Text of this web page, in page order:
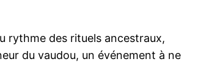
rythme des rituels ancestraux,
du vaudou, un événement à ne